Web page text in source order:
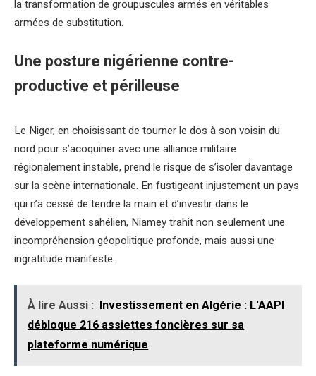
la transformation de groupuscules armés en véritables
armées de substitution.
Une posture nigérienne contre-
productive et périlleuse
Le Niger, en choisissant de tourner le dos à son voisin du
nord pour s’acoquiner avec une alliance militaire
régionalement instable, prend le risque de s’isoler davantage
sur la scène internationale. En fustigeant injustement un pays
qui n’a cessé de tendre la main et d’investir dans le
développement sahélien, Niamey trahit non seulement une
incompréhension géopolitique profonde, mais aussi une
ingratitude manifeste.
À lire Aussi :
Investissement en Algérie : L'AAPI
débloque 216 assiettes foncières sur sa
plateforme numérique